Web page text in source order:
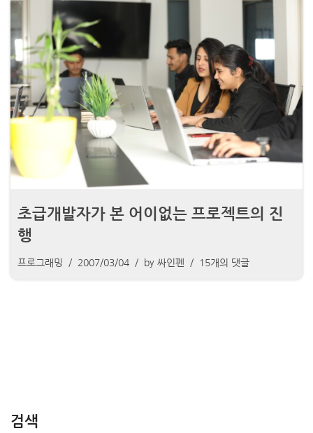
초급개발자가 본 어이없는 프로젝트의 진
행
프로그래밍 2007/03/04 by 싸인펜 15개의 댓글
검색